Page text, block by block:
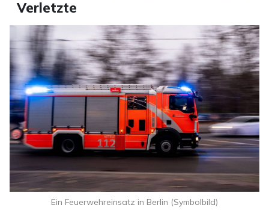
Verletzte
Ein Feuerwehreinsatz in Berlin (Symbolbild)